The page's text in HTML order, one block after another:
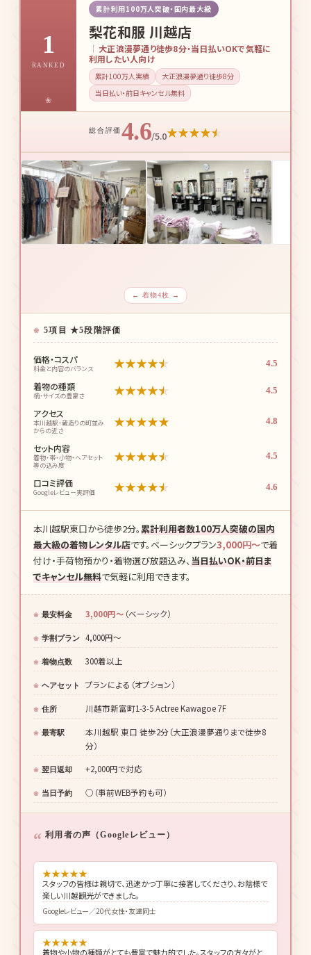
1
RANKED
累計利用100万人突破・国内最大級
梨花和服 川越店
大正浪漫夢通り徒歩8分・当日払いOKで気軽に
利用したい人向け
累計100万人実績
大正浪漫夢通り徒歩8分
当日払い・前日キャンセル無料
総合評価 4.6/5.0★★★★★
← 着物4枚 →
5項目 ★5段階評価
価格・コスパ
料金と内容のバランス ★★★★★ 4.5
着物の種類
柄・サイズの豊富さ ★★★★★ 4.5
アクセス
本川越駅・蔵造りの町並み
からの近さ
★★★★★ 4.8
セット内容
着物・帯・小物・ヘアセット
等の込み度
★★★★★ 4.5
口コミ評価
Googleレビュー実評価 ★★★★★ 4.6
本川越駅東口から徒歩2分。累計利用者数100万人突破の国内
最大級の着物レンタル店です。ベーシックプラン3,000円〜で着
付け・手荷物預かり・着物選び放題込み、 当日払いOK・前日ま
でキャンセル無料で気軽に利用できます。
最安料金 3,000円〜 （ベーシック）
学割プラン 4,000円〜
着物点数 300着以上
ヘアセット プランによる（オプション）
住所 川越市新富町1-3-5 Actree Kawagoe 7F
最寄駅
本川越駅 東口 徒歩2分（大正浪漫夢通りまで徒歩8
分）
翌日返却 +2,000円で対応
当日予約 ○（事前WEB予約も可）
利用者の声（Googleレビュー）
★★★★★
スタッフの皆様は親切で、迅速かつ丁寧に接客してくださり、お陰様で
楽しい川越観光ができました。
Googleレビュー／20代女性・友達同士
★★★★★
着物や小物の種類がとても豊富で魅力的でした。スタッフの方々がと